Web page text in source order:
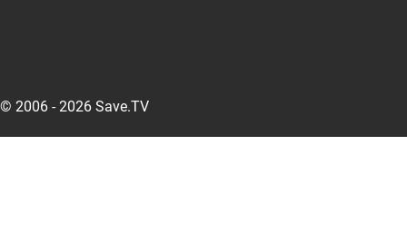
© 2006 - 2026 Save.TV